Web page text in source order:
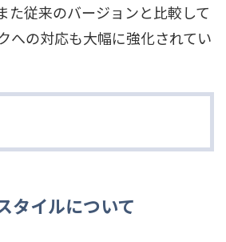
た従来のバージョンと比較して
への対応も大幅に強化されてい
タイルについて